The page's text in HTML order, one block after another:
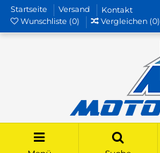
Startseite Versand
Kontakt
Wunschliste (0) Vergleichen (0)